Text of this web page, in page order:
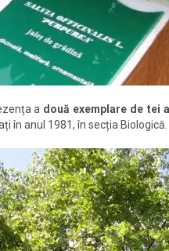
a două exemplare de tei
în anul 1981, în secția Biologică.